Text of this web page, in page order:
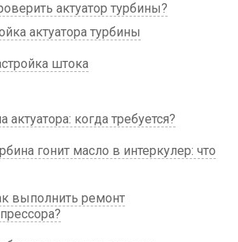
актуатор турбины?
актуатора турбины
штока
актуатора: когда требуется?
гонит масло в интеркулер: что
выполнить ремонт